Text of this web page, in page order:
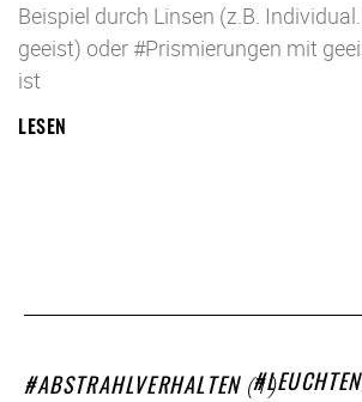
Beispiel durch Linsen (z.B.
geeist) oder #Prismierungen mit
ist
LESEN
ABSTRAHLVERHALTEN (1)